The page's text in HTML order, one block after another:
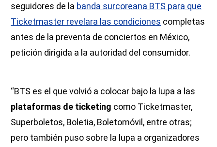
seguidores de la banda surcoreana BTS para que
Ticketmaster revelara las condiciones completas
antes de la preventa de conciertos en México,
petición dirigida a la autoridad del consumidor.
“BTS es el que volvió a colocar bajo la lupa a las
plataformas de ticketing como Ticketmaster,
Superboletos, Boletia, Boletomóvil, entre otras;
pero también puso sobre la lupa a organizadores